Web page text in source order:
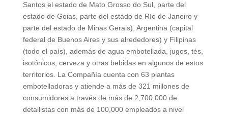
Santos el estado de Mato Grosso do Sul, parte del
estado de Goias, parte del estado de Río de Janeiro y
parte del estado de Minas Gerais), Argentina (capital
federal de Buenos Aires y sus alrededores) y Filipinas
(todo el país), además de agua embotellada, jugos, tés,
isotónicos, cerveza y otras bebidas en algunos de estos
territorios. La Compañía cuenta con 63 plantas
embotelladoras y atiende a más de 321 millones de
consumidores a través de más de 2,700,000 de
detallistas con más de 100,000 empleados a nivel